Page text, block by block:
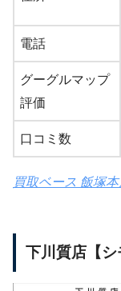
電話
グーグルマップ
評価
口コミ数
買取ベース 飯塚
下川質店【